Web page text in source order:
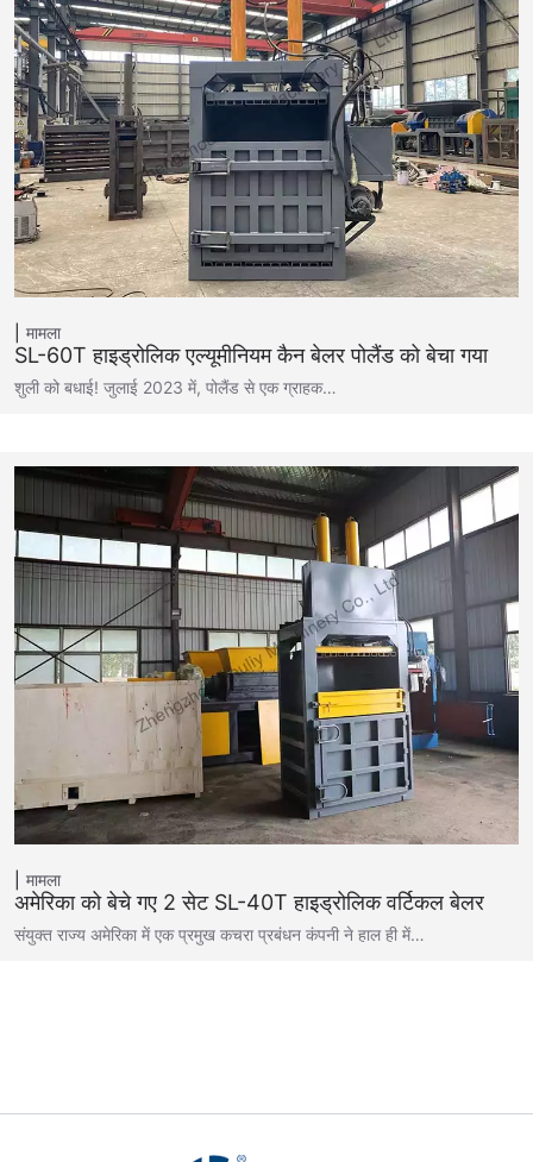
मामला
SL-60T हाइड्रोलिक एल्यूमीनियम कैन बेलर पोलैंड को बेचा गया
शुली को बधाई! जुलाई 2023 में, पोलैंड से एक ग्राहक…
मामला
अमेरिका को बेचे गए 2 सेट SL-40T हाइड्रोलिक वर्टिकल बेलर
संयुक्त राज्य अमेरिका में एक प्रमुख कचरा प्रबंधन कंपनी ने हाल ही में…